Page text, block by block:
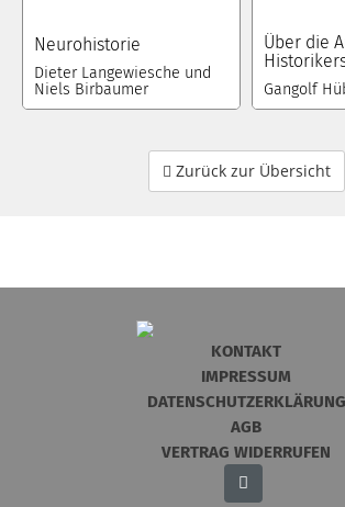
Neurohistorie
Dieter Langewiesche und
Niels Birbaumer
Über die
Gangolf
Zurück zur Übersicht
KONTAKT
IMPRESSUM
DATENSCHUTZERKLÄRUNG
AGB
VERTRAG WIDERRUFEN